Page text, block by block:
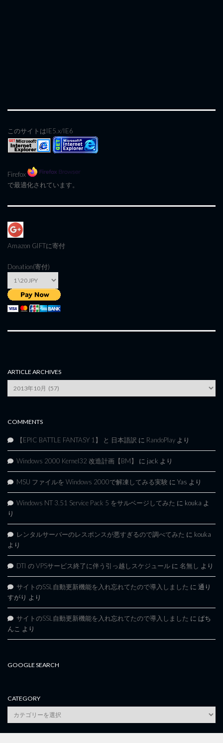
このサイトはIE5.x/IE6
Firefox
で最適化されています。
Amazon GIFTに寄付
Donation(寄付)
ARTICLE ARCHIVES
Article
Archives
COMMENTS
【EPIC BATTLE FANTASY 1】 と 日本語訳 に RandoPlay より
Windows 2000 Kernel32 改造計画【BM】 に jack より
MSU ファイルを Windows 2000で解凍してみる実験 に Yas より
Windows NT 3.51 Service Pack 5 をサルベージしてみた に kouka よ
り
レンタルサーバーのレスポンスが悪すぎるので調べてみた に kouka
より
DTI の VPSサービス終了に伴う引っ越しスケジュール に 名無し より
サイトのSSL自動更新機能を入れ忘れてたので導入しました に 通り
すがり より
サイトのSSL自動更新機能を入れ忘れてたので導入しました に ぱち
んこ より
GOOGLE SEARCH
CATEGORY
category